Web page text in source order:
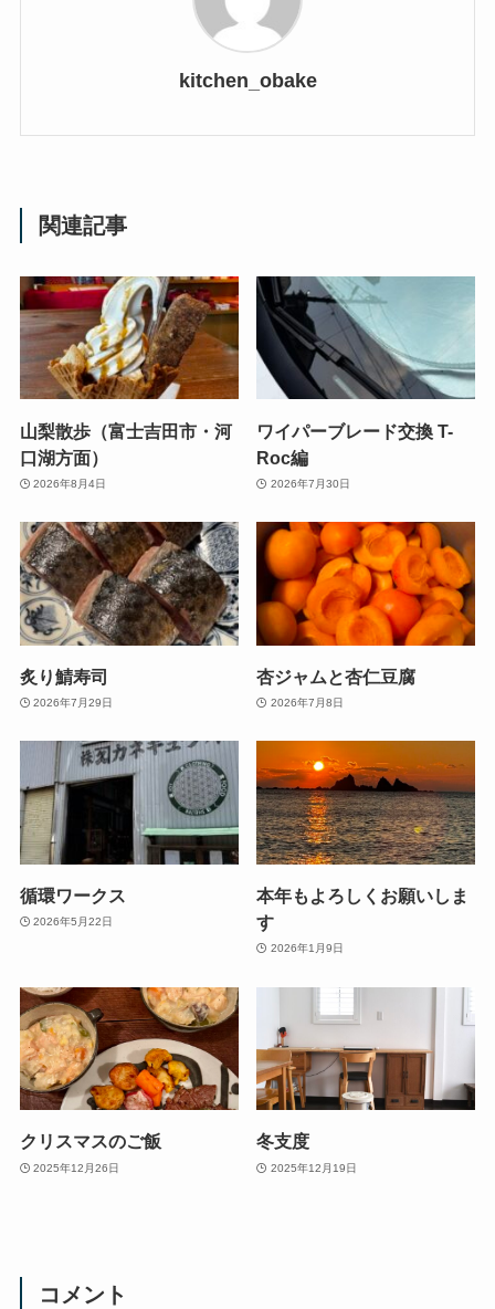
kitchen_obake
関連記事
山梨散歩（富士吉田市・河
口湖方面）
2026年8月4日
ワイパーブレード交換 T-
Roc編
2026年7月30日
炙り鯖寿司
2026年7月29日
杏ジャムと杏仁豆腐
2026年7月8日
循環ワークス
2026年5月22日
本年もよろしくお願いしま
す
2026年1月9日
クリスマスのご飯
2025年12月26日
冬支度
2025年12月19日
コメント